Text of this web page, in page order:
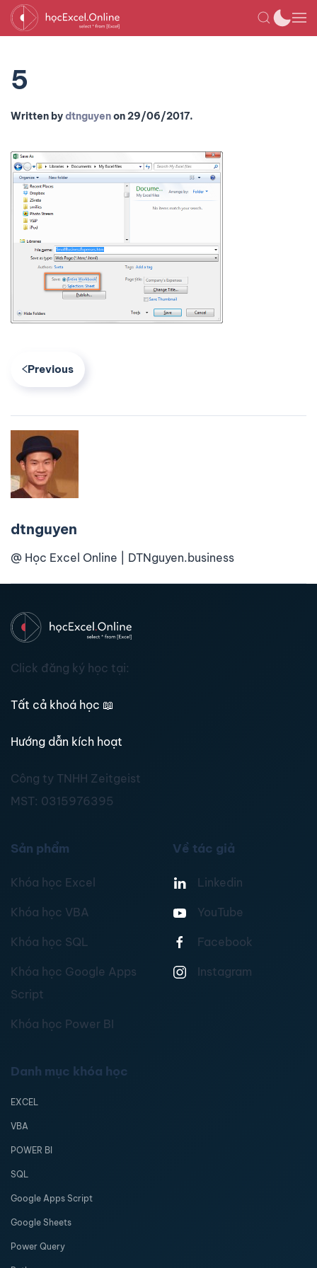
5
Written bydtnguyenon29/06/2017.
Previous
dtnguyen
@ Học Excel Online | DTNguyen.business
Click đăng ký học tại:
Tất cả khoá học 📖
Hướng dẫn kích hoạt
Công ty TNHH Zeitgeist
MST: 0315976395
Sản phẩm
Khóa học Excel
Khóa học VBA
Khóa học SQL
Khóa học Google Apps
Script
Khóa học Power BI
Về tác giả
Linkedin
YouTube
Facebook
Instagram
Danh mục khóa học
EXCEL
VBA
POWER BI
SQL
Google Apps Script
Google Sheets
Power Query